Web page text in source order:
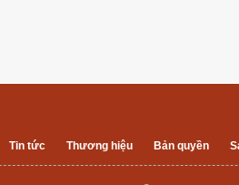
Tin tức Thương hiệu Bản quyền